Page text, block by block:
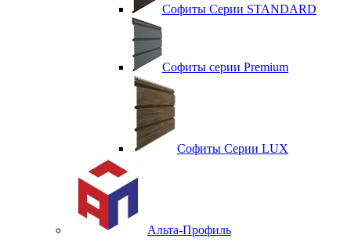
Софиты Серии STANDARD
Софиты серии Premium
Софиты Серии LUX
Альта-Профиль